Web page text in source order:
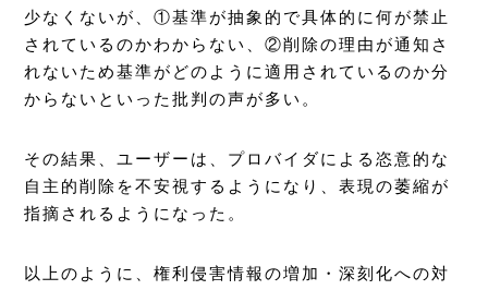
少なくないが、①基準が抽象的で具体的に何が禁止
されているのかわからない、②削除の理由が通知さ
れないため基準がどのように適用されているのか分
からないといった批判の声が多い。
その結果、ユーザーは、プロバイダによる恣意的な
自主的削除を不安視するようになり、表現の萎縮が
指摘されるようになった。
以上のように、権利侵害情報の増加・深刻化への対